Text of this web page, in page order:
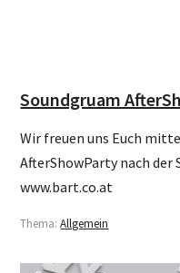
Soundgruam
Wir freuen uns Euch
AfterShowParty nach
www.bart.co.at
Thema:Allgemein